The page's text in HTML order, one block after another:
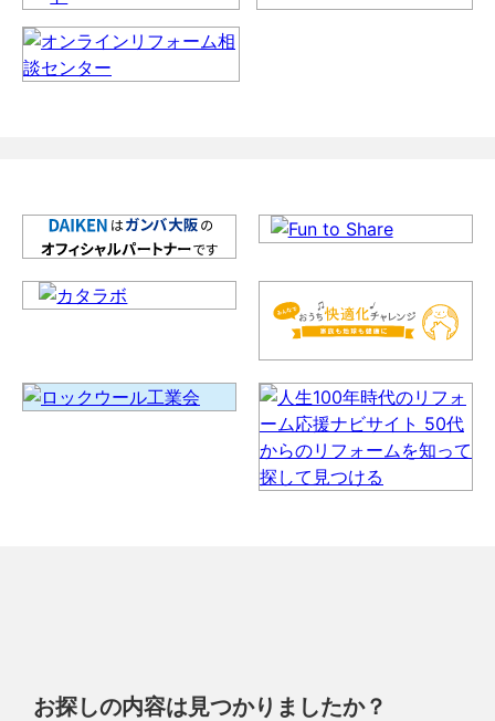
お探しの内容は見つかりましたか？